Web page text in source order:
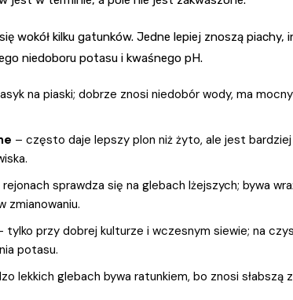
wokół kilku gatunków. Jedne lepiej znoszą piachy,
niedoboru potasu i kwaśnego pH.
na piaski; dobrze znosi niedobór wody, ma
– często daje lepszy plon niż żyto, ale jest
sprawdza się na glebach lżejszych; bywa
zmianowaniu.
tylko przy dobrej kulturze i wczesnym siewie; na
potasu.
lekkich glebach bywa ratunkiem, bo znosi